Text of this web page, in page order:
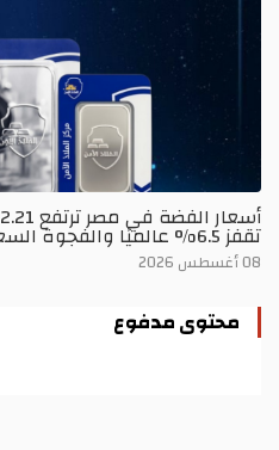
تقفز 6.5% عالميًا والفجوة السعرية تهبط إلى 34 قرشًا
08 أغسطس 2026
محتوى مدفوع